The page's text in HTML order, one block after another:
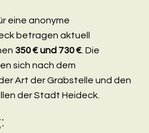
eine anonyme
betragen aktuell
350 € und 730 € . Die
sich nach dem
Art der Grabstelle und den
der Stadt Heideck.